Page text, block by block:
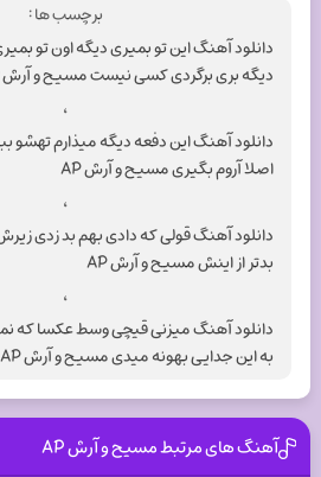
برچسب ها :
دانلود آهنگ این تو بمیری دیگه اون تو
دیگه بری برگردی کسی نیست مسیح و آرش AP
،
دانلود آهنگ این دفعه دیگه میذارم تهشو
اصلا آروم بگیری مسیح و آرش AP
،
دانلود آهنگ قولی که دادی بهم بد زدی
بدتر از اینش مسیح و آرش AP
،
دانلود آهنگ میزنی قیچی وسط عکسا که
به این جدایی بهونه میدی مسیح و آرش AP
آهنگ های مرتبط مسیح و آرش AP